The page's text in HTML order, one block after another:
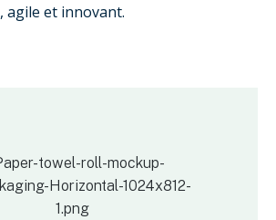
agile et innovant.